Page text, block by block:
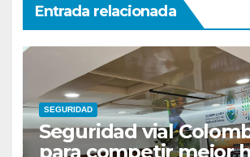
Entrada relacionada
SEGURIDAD
Seguridad vial
para competir mejor